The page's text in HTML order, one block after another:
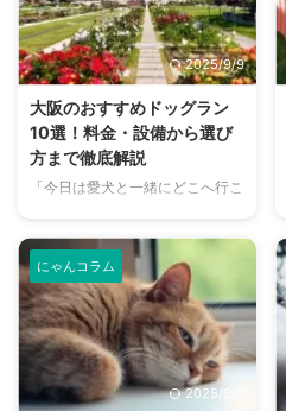
2025/9/9
大阪のおすすめドッグラン
10選！料金・設備から選び
方まで徹底解説
「今日は愛犬と一緒にどこへ行こ
か？大阪には、広大な敷地でのび
のびと遊べるドッグランから、都
心でアクセスしやすい便利な施設
まで、魅力的なドッグランがたく
さんあります。 しかし、「初め
てドッグランに行くから不安」
「どの施設が愛犬に合っているか
わからない」という方も多いので
にゃんコラム
2025/9/9